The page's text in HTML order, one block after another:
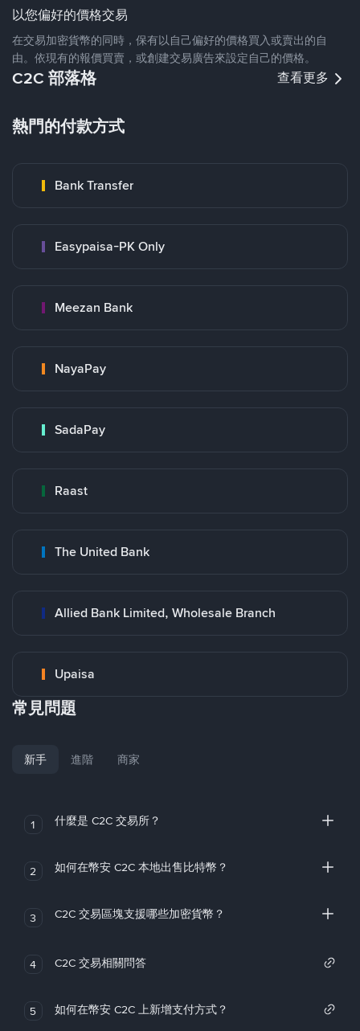
以您偏好的價格交易
在交易加密貨幣的同時，保有以自己偏好的價格買入或賣出的自
由。依現有的報價買賣，或創建交易廣告來設定自己的價格。
C2C 部落格 查看更多
熱門的付款方式
Bank Transfer
Easypaisa-PK Only
Meezan Bank
NayaPay
SadaPay
Raast
The United Bank
Allied Bank Limited, Wholesale Branch
Upaisa
常見問題
新手 進階 商家
1 什麼是 C2C 交易所？
2 如何在幣安 C2C 本地出售比特幣？
3 C2C 交易區塊支援哪些加密貨幣？
4 C2C 交易相關問答
5 如何在幣安 C2C 上新增支付方式？